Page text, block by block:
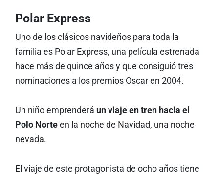
Polar Express
Uno de los clásicos navideños para toda la
familia es Polar Express, una película estrenada
hace más de quince años y que consiguió tres
nominaciones a los premios Oscar en 2004.
Un niño emprenderá un viaje en tren hacia el
Polo Norteen la noche de Navidad, una noche
nevada.
El viaje de este protagonista de ocho años tiene